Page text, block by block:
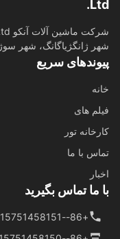
ژانگژیاگانگ، شهر سوژو،
سریع
های
تور
با ما
ما تماس بگیرید